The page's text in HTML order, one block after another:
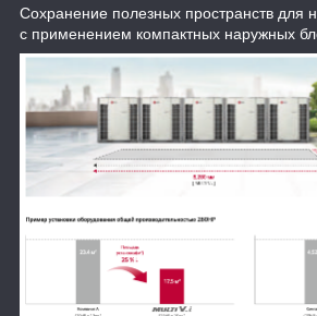
Сохранение полезных пространств для
с применением компактных наружных